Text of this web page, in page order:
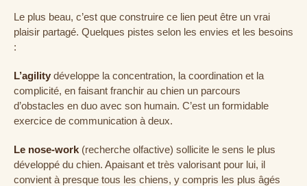
Le plus beau, c’est que construire ce lien peut être un vrai
plaisir partagé. Quelques pistes selon les envies et les besoins
:
L’agility développe la concentration, la coordination et la
complicité, en faisant franchir au chien un parcours
d’obstacles en duo avec son humain. C’est un formidable
exercice de communication à deux.
Le nose-work (recherche olfactive) sollicite le sens le plus
développé du chien. Apaisant et très valorisant pour lui, il
convient à presque tous les chiens, y compris les plus âgés